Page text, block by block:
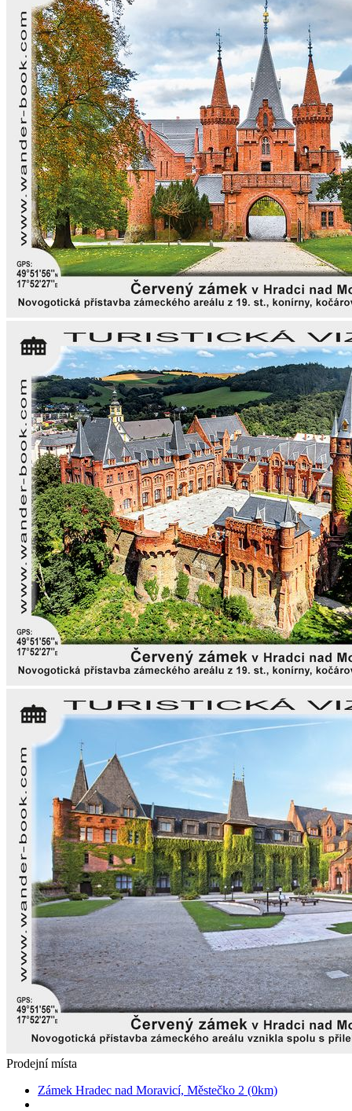
Prodejní místa
Zámek Hradec nad Moravicí, Městečko 2 (0km)